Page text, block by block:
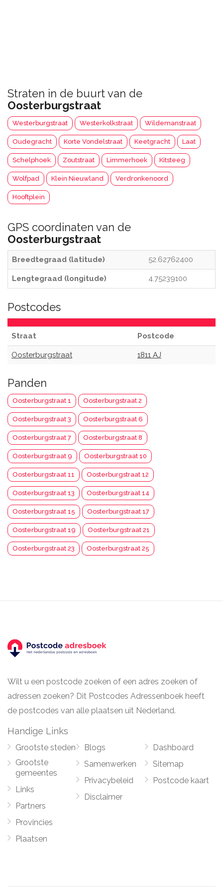
Straten in de buurt van de
Oosterburgstraat
Westerburgstraat Westerkolkstraat Wildemanstraat
Oudegracht Korte Vondelstraat Keetgracht Laat
Schelphoek Zoutstraat Limmerhoek Kitsteeg
Wolfpad Klein Nieuwland Verdronkenoord
Hooftplein
GPS coordinaten van de
Oosterburgstraat
Breedtegraad (latitude) 52.62762400
Lengtegraad (longitude) 4.75239100
Postcodes
Straat Postcode
Oosterburgstraat 1811 AJ
Panden
Oosterburgstraat 1 Oosterburgstraat 2
Oosterburgstraat 3 Oosterburgstraat 6
Oosterburgstraat 7 Oosterburgstraat 8
Oosterburgstraat 9 Oosterburgstraat 10
Oosterburgstraat 11 Oosterburgstraat 12
Oosterburgstraat 13 Oosterburgstraat 14
Oosterburgstraat 15 Oosterburgstraat 17
Oosterburgstraat 19 Oosterburgstraat 21
Oosterburgstraat 23 Oosterburgstraat 25
Wilt u een postcode zoeken of een adres zoeken of
adressen zoeken? Dit Postcodes Adressenboek heeft
de postcodes van alle plaatsen uit Nederland.
Handige Links
Grootste steden
Grootste
gemeentes
Links
Partners
Provincies
Plaatsen
Blogs
Samenwerken
Privacybeleid
Disclaimer
Dashboard
Sitemap
Postcode kaart